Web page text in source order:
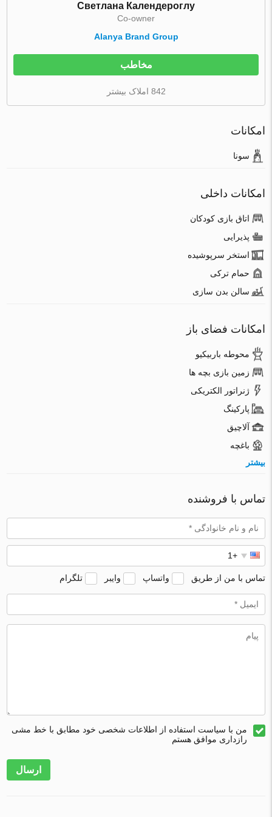
Светлана Календероглу
Co-owner
Alanya Brand Group
مخاطب
842 املاک بیشتر
امکانات
سونا
امکانات داخلی
اتاق بازی کودکان
پذیرایی
استخر سرپوشیده
حمام ترکی
سالن بدن سازی
امکانات فضای باز
محوطه باربیکیو
زمین بازی بچه ها
ژنراتور الکتریکی
پارکینگ
آلاچیق
باغچه
بیشتر
تماس با فروشنده
تماس با من از طریق واتساپ وایبر تلگرام
من با سیاست استفاده از اطلاعات شخصی خود مطابق با خط مشی
رازداری موافق هستم
ارسال